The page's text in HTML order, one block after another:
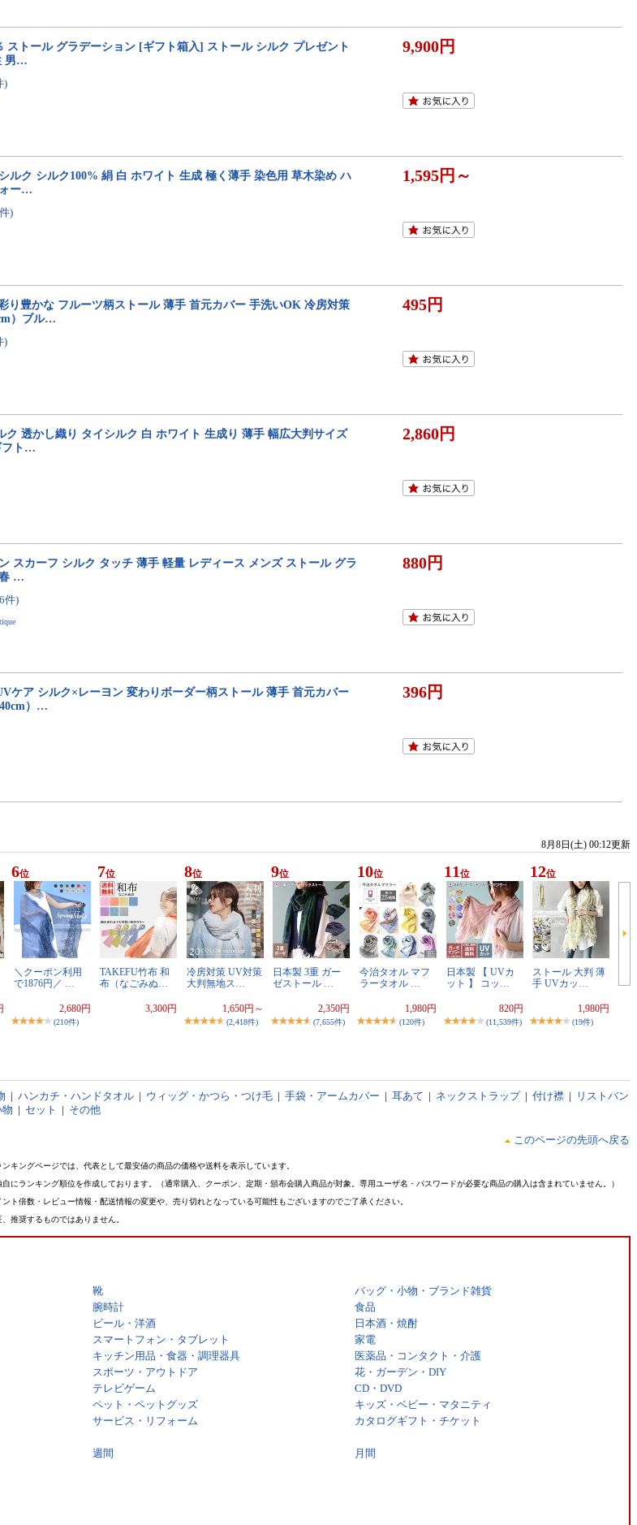
ストール グラデーション [ギフト箱入] ストール シルク プレゼント
男…
)
9,900円
ルク シルク100% 絹 白 ホワイト 生成 極く薄手 染色用 草木染め ハ
ー…
)
1,595円～
り豊かな フルーツ柄ストール 薄手 首元カバー 手洗いOK 冷房対策
）ブル…
)
495円
ク 透かし織り タイシルク 白 ホワイト 生成り 薄手 幅広大判サイズ
フト…
2,860円
スカーフ シルク タッチ 薄手 軽量 レディース メンズ ストール グラ
…
件)
880円
ケア シルク×レーヨン 変わりボーダー柄ストール 薄手 首元カバー
）…
396円
8月8日(土) 00:12更新
6位
＼クーポン利用
で1876円／ …
2,680円
(210件)
7位
TAKEFU竹布 和
布（なごみぬ…
3,300円
8位
冷房対策 UV対策
大判無地ス…
1,650円～
(2,418件)
9位
日本製 3重 ガー
ゼストール …
2,350円
(7,655件)
10位
今治タオル マフ
ラータオル …
1,980円
(120件)
11 位
日本製 【 UVカ
ット 】 コッ…
820円
(11,539件)
12位
ストール 大判 薄
手 UVカッ…
1,980円
(19件)
| ハンカチ・ハンドタオル | ウィッグ・かつら・つけ毛 | 手袋・アームカバー | 耳あて | ネックストラップ| 付け襟 |
リストバン
| セット | その他
このページの先頭へ戻る
キングページでは、代表として最安値の商品の価格や送料を表示しています。
ランキング順位を作成しております。（通常購入、クーポン、定期・頒布会購入商品が対象。専用ユーザ名・パスワードが必要な商品の購入は含まれていません。）
倍数・レビュー情報・配送情報の変更や、売り切れとなっている可能性もございますのでご了承ください。
推奨するものではありません。
靴
バッグ・小物・ブランド雑貨
腕時計
食品
ビール・洋酒
日本酒・焼酎
スマートフォン・タブレット
家電
キッチン用品・食器・調理器具
医薬品・コンタクト・介護
スポーツ・アウトドア
花・ガーデン・DIY
テレビゲーム
CD・DVD
ペット・ペットグッズ
キッズ・ベビー・マタニティ
サービス・リフォーム
カタログギフト・チケット
週間
月間